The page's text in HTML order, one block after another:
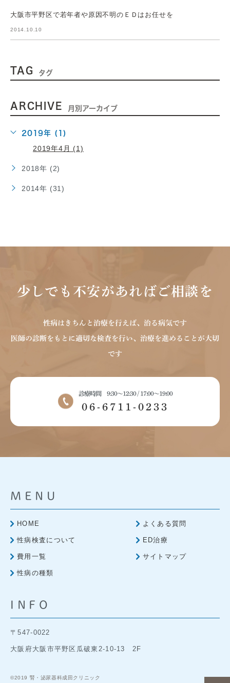
大阪市平野区で若年者や原因不明のＥＤはお任せを
2014.10.10
TAG タグ
ARCHIVE 月別アーカイブ
2019年 (1)
2019年4月 (1)
2018年 (2)
2014年 (31)
少しでも不安があればご相談を
性病はきちんと治療を行えば、治る病気です
医師の診断をもとに適切な検査を行い、治療を進めることが大切
です
診療時間 9:30～12:30 / 17:00～19:00
06-6711-0233
MENU
HOME
性病検査について
費用一覧
性病の種類
よくある質問
ED治療
サイトマップ
INFO
〒547-0022
大阪府大阪市平野区瓜破東2-10-13 2F
©2019 腎・泌尿器科成田クリニック